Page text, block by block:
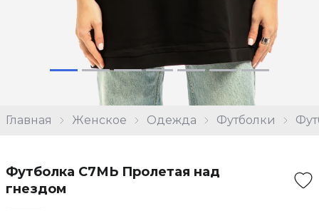
Главная Женское Одежда Футболки
Футболка С7МЬ Пролетая над
гнездом